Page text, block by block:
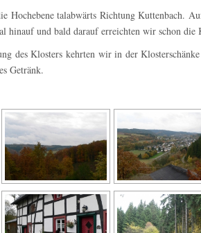
Hochebene talabwärts Richtung Kuttenbach.
hinauf und bald darauf erreichten wir schon die
des Klosters kehrten wir in der
Getränk.